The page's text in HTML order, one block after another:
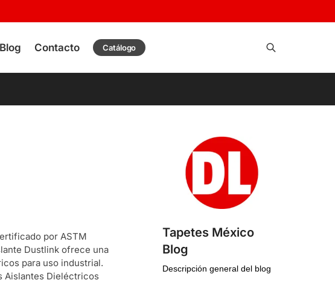
Blog Contacto Catálogo
por ASTM
Dustlink ofrece una
para uso industrial.
Aislantes Dieléctricos
Tapetes México
Blog
Descripción general del blog